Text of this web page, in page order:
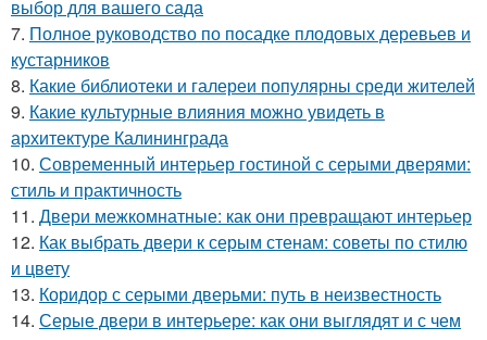
выбор для вашего сада
7. Полное руководство по посадке плодовых деревьев и
кустарников
8. Какие библиотеки и галереи популярны среди жителей
9. Какие культурные влияния можно увидеть в
архитектуре Калининграда
10. Современный интерьер гостиной с серыми дверями:
стиль и практичность
11. Двери межкомнатные: как они превращают интерьер
12. Как выбрать двери к серым стенам: советы по стилю
и цвету
13. Коридор с серыми дверьми: путь в неизвестность
14. Серые двери в интерьере: как они выглядят и с чем